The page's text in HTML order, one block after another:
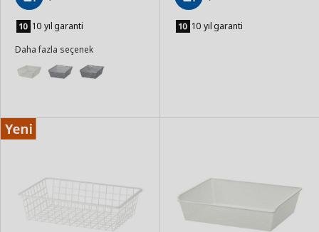
Ekle 10 yıl garanti
Daha fazla seçenek
Ekle 10 yıl garanti